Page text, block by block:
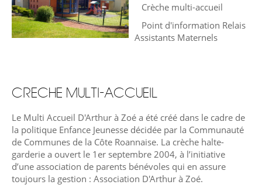
Crèche multi-accueil
​ Point d'information Relais
Assistants Maternels
CRECHE MULTI-ACCUEIL
Le Multi Accueil D'Arthur à Zoé a été créé dans le cadre de
la politique Enfance Jeunesse décidée par la Communauté
de Communes de la Côte Roannaise. La crèche halte-
garderie a ouvert le 1er septembre 2004, à l’initiative
d’une association de parents bénévoles qui en assure
toujours la gestion : Association D'Arthur à Zoé.